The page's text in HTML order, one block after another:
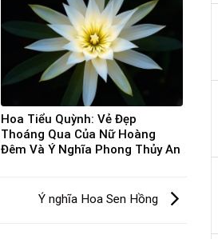
Hoa Tiểu Quỳnh: Vẻ Đẹp
Thoáng Qua Của Nữ Hoàng
Đêm Và Ý Nghĩa Phong Thủy An
Ý nghĩa Hoa Sen Hồng